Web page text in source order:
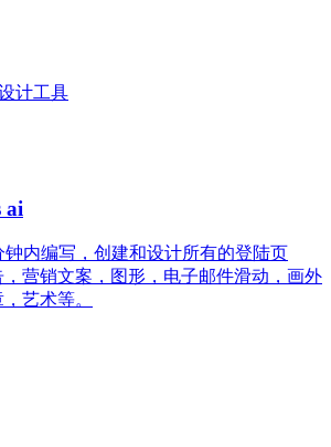
计工具
ai
内编写，创建和设计所有的登陆页
营销文案，图形，电子邮件滑动，画外
艺术等。